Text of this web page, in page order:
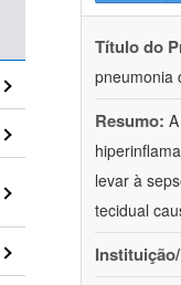
Título do
pneumonia
Resumo:
levar à
tecidual